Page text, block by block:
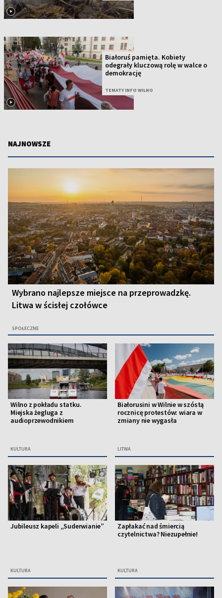
Białoruś pamięta. Kobiety
odegrały kluczową rolę w walce o
demokrację
TEMATY INFO WILNO
NAJNOWSZE
Wybrano najlepsze miejsce na przeprowadzkę.
Litwa w ścisłej czołówce
SPOŁECZNE
Wilno z pokładu statku.
Miejska żegluga z
audioprzewodnikiem
KULTURA
Białorusini w Wilnie w szóstą
rocznicę protestów: wiara w
zmiany nie wygasła
LITWA
Jubileusz kapeli „Suderwianie”
KULTURA
Zapłakać nad śmiercią
czytelnictwa? Niezupełnie!
KULTURA